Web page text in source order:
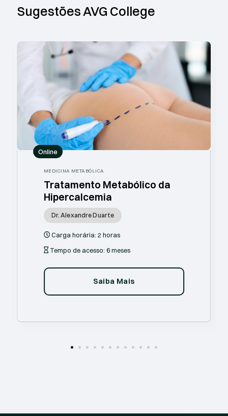
Sugestões AVG College
Online
MEDICINA METABÓLICA
Tratamento Metabólico da
Hipercalcemia
Dr. Alexandre Duarte
Carga horária:2 horas
Tempo de acesso:6 meses
Saiba Mais